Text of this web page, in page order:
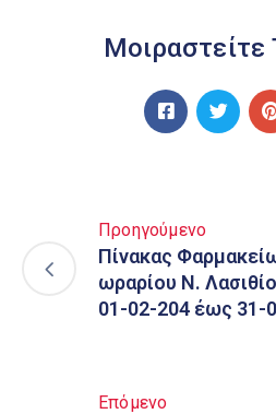
Μοιραστείτε
Προηγούμενο
Πίνακας
ωραρίου Ν.
01-02-204 έως 31-
Επόμενο